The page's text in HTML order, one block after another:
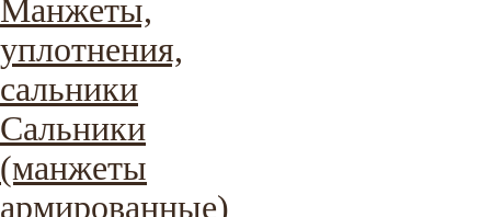
Манжеты,
уплотнения,
сальники
Сальники
(манжеты
армированные)